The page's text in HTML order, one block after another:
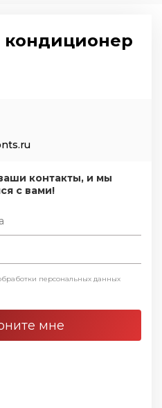
контакты, и мы
с вами!
персональных данных
мне